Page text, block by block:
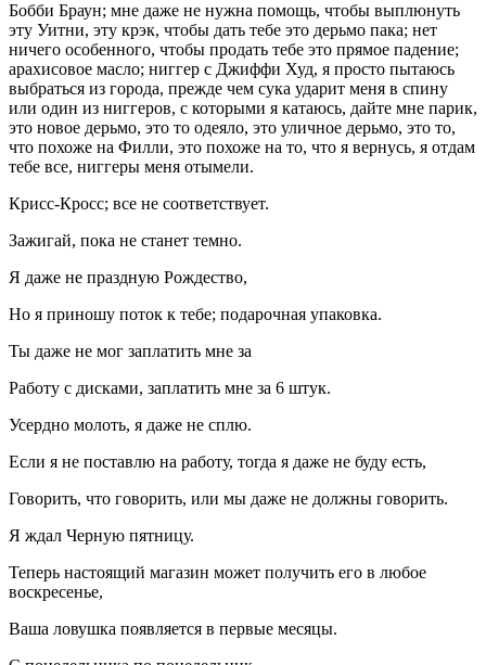
Бобби Браун; мне даже не нужна помощь, чтобы выплюнуть
эту Уитни, эту крэк, чтобы дать тебе это дерьмо пака; нет
ничего особенного, чтобы продать тебе это прямое падение;
арахисовое масло; ниггер с Джиффи Худ, я просто пытаюсь
выбраться из города, прежде чем сука ударит меня в спину
или один из ниггеров, с которыми я катаюсь, дайте мне парик,
это новое дерьмо, это то одеяло, это уличное дерьмо, это то,
что похоже на Филли, это похоже на то, что я вернусь, я отдам
тебе все, ниггеры меня отымели.
Крисс-Кросс; все не соответствует.
Зажигай, пока не станет темно.
Я даже не праздную Рождество,
Но я приношу поток к тебе; подарочная упаковка.
Ты даже не мог заплатить мне за
Работу с дисками, заплатить мне за 6 штук.
Усердно молоть, я даже не сплю.
Если я не поставлю на работу, тогда я даже не буду есть,
Говорить, что говорить, или мы даже не должны говорить.
Я ждал Черную пятницу.
Теперь настоящий магазин может получить его в любое
воскресенье,
Ваша ловушка появляется в первые месяцы.